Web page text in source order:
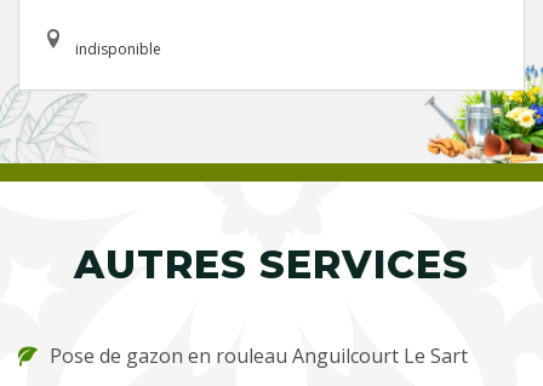
indisponible
AUTRES SERVICES
Pose de gazon en rouleau Anguilcourt Le Sart